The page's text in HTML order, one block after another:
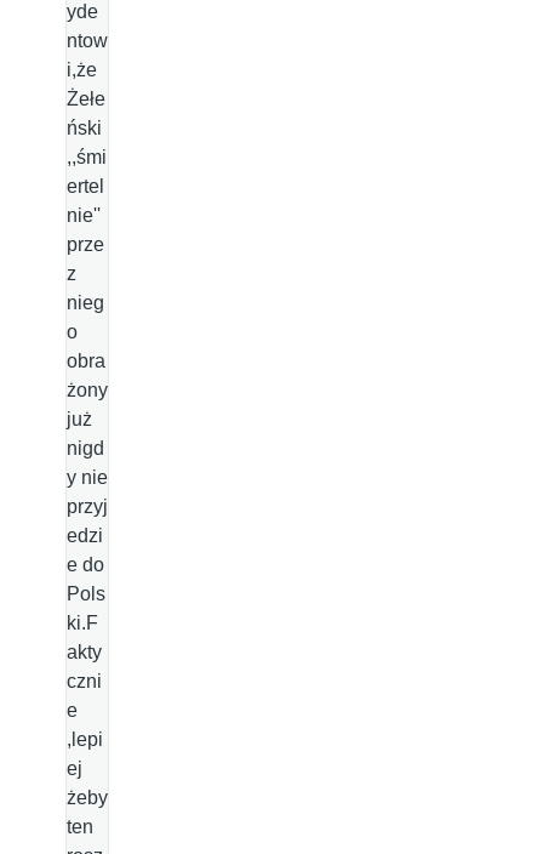
yde
ntow
i,że
Żełe
ński
,,śmi
ertel
nie''
prze
z
nieg
o
obra
żony
już
nigd
y nie
przyj
edzi
e do
Pols
ki.F
akty
czni
e
,lepi
ej
żeby
ten